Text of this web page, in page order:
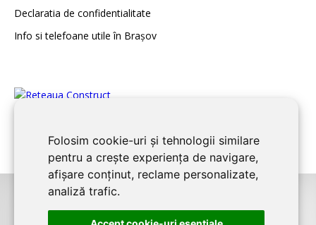
Folosim cookie-uri și tehnologii similare
pentru a crește experiența de navigare,
afișare conținut, reclame personalizate,
analiză trafic.
Declaratia de confidentialitate
Info si telefoane utile în Braşov
©2008-2026BRASOV CONSTRUCTeste un serviciu de promovare online